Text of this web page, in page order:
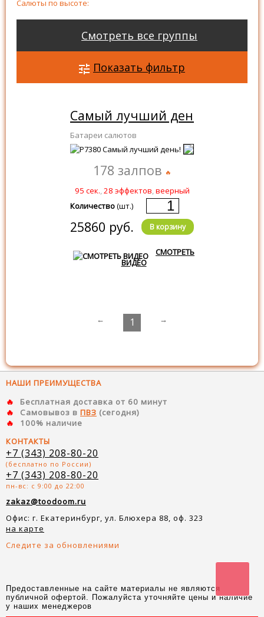
Салюты по высоте:
с 28 эффектами
Смотреть все группы
Показать фильтр
Самый лучший день!
Батареи салютов
178 залпов
95 сек.,28 эффектов,веерный
Количество(шт.)
25860 руб. В корзину
СМОТРЕТЬ
ВИДЕО
← 1 →
НАШИ ПРЕИМУЩЕСТВА
Бесплатная доставка от 60 минут
Самовывоз в ПВЗ (сегодня)
100% наличие
КОНТАКТЫ
+7 (343) 208-80-20
(бесплатно по России)
+7 (343) 208-80-20
пн-вс: с 9:00 до 22:00
zakaz@toodoom.ru
Офис: г. Екатеринбург, ул. Блюхера 88, оф. 323
на карте
Следите за обновлениями
Предоставленные на сайте материалы не являются
публичной офертой. Пожалуйста уточняйте цены и наличие
у наших менеджеров